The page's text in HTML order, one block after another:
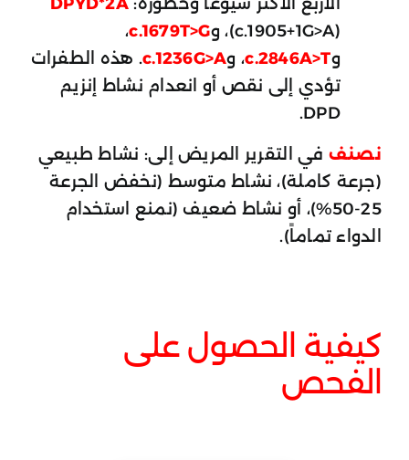
(c.1905+1G>A)، و
c.1679T>G،
وc.2846A>T، وc.1236G>A. هذه الطفرات
تؤدي إلى نقص أو انعدام نشاط إنزيم
DPD.
نصنف في التقرير المريض إلى: نشاط طبيعي
(جرعة كاملة)، نشاط متوسط (نخفض الجرعة
25-50%)، أو نشاط ضعيف (نمنع استخدام
الدواء تماماً).
كيفية الحصول على
الفحص